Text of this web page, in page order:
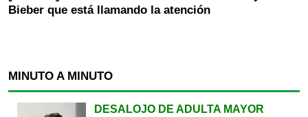
Bieber que está llamando la atención
MINUTO A MINUTO
DESALOJO DE ADULTA MAYOR